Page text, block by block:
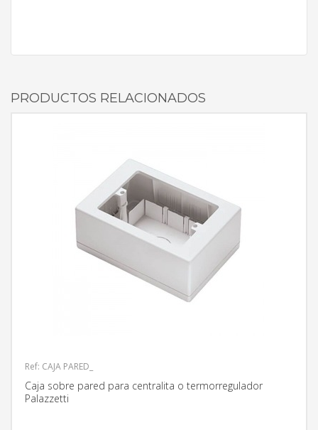
PRODUCTOS RELACIONADOS
Ref: CAJA PARED_
Caja sobre pared para centralita o termorregulador
Palazzetti